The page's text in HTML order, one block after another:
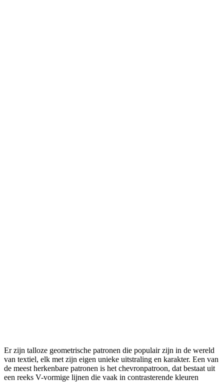
Er zijn talloze geometrische patronen die populair zijn in de wereld
van textiel, elk met zijn eigen unieke uitstraling en karakter. Een van
de meest herkenbare patronen is het chevronpatroon, dat bestaat uit
een reeks V-vormige lijnen die vaak in contrasterende kleuren